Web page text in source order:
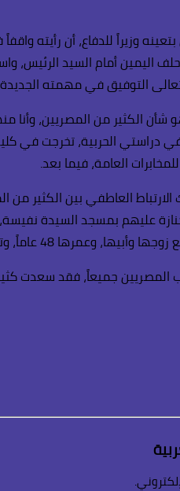
وزيراً للدفاع، أن رأيته
حلف اليمين أمام السيد
التوفيق في مهمته
الكثير من المصريين، وأنا
الحربية، تخرجت في
العامة، فيما بعد.
العاطفي بين الكثير
عليهم بمسجد السيدة نفيسة،
المصريين جميعاً، فقد سعدت